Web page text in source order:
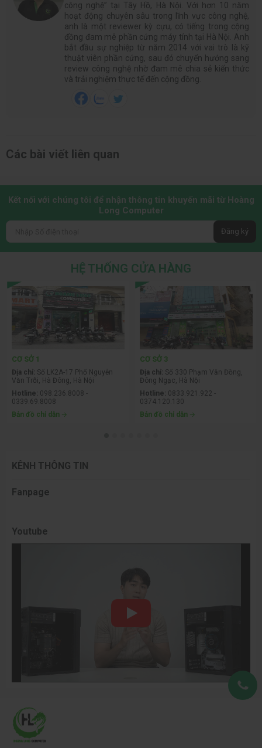
công nghệ” tại Tây Hồ, Hà Nội. Với hơn 10 năm
hoạt động chuyên sâu trong lĩnh vực công nghệ,
anh là một reviewer kỳ cựu, có tiếng trong cộng
đồng đam mê phần cứng máy tính tại Hà Nội. Anh
bắt đầu sự nghiệp từ năm 2014 với vai trò là kỹ
thuật viên phần cứng, sau đó chuyển hướng sang
review công nghệ nhờ đam mê chia sẻ kiến thức
và trải nghiệm thực tế đến cộng đồng.
Các bài viết liên quan
Kết nối với chúng tôi để nhận thông tin khuyến mãi từ Hoàng
Long Computer
Đăng ký
HỆ THỐNG CỬA HÀNG
CƠ SỞ 1
Địa chỉ: Số LK2A-17 Phố Nguyễn
Văn Trỗi, Hà Đông, Hà Nội
Hotline: 098.236.8008 -
0339.69.8008
Bản đồ chỉ dẫn
CƠ SỞ 3
Địa chỉ: Số 330 Phạm Văn Đồng,
Đông Ngạc, Hà Nội
Hotline: 0833.921.922 -
0374.120.130
Bản đồ chỉ dẫn
KÊNH THÔNG TIN
Fanpage
Youtube